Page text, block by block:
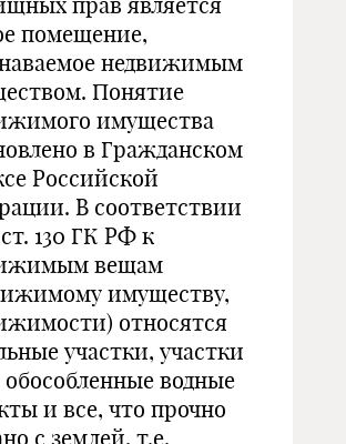
помещение,
недвижимым
Понятие
имущества
в Гражданском
Российской
В соответствии
ст. 130 ГК РФ к
вещам
имуществу,
относятся
участки, участки
обособленные водные
и все, что прочно
с землей, т.е.